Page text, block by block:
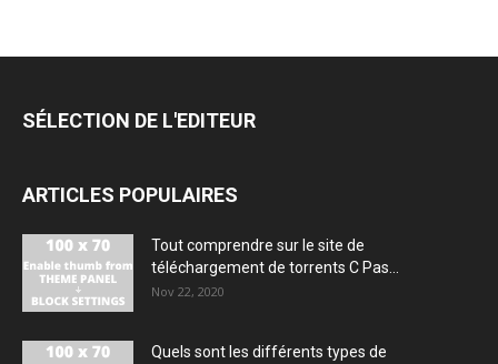
SÉLECTION DE L'EDITEUR
ARTICLES POPULAIRES
Tout comprendre sur le site de
téléchargement de torrents C Pas...
Nov 22, 2020
Quels sont les différents types de